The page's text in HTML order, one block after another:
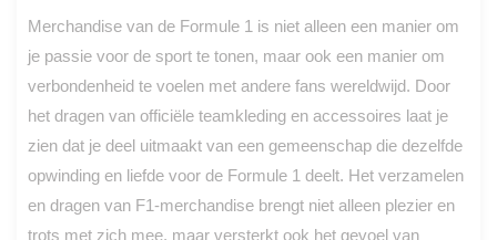
Merchandise van de Formule 1 is niet alleen een manier om
je passie voor de sport te tonen, maar ook een manier om
verbondenheid te voelen met andere fans wereldwijd. Door
het dragen van officiële teamkleding en accessoires laat je
zien dat je deel uitmaakt van een gemeenschap die dezelfde
opwinding en liefde voor de Formule 1 deelt. Het verzamelen
en dragen van F1-merchandise brengt niet alleen plezier en
trots met zich mee, maar versterkt ook het gevoel van